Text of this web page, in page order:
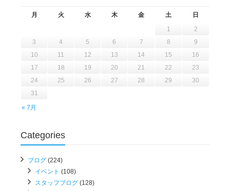
月 火 水 木 金 土 日
« 7月
1
2
3
4 5 6 7 8
9
10
11 12 13 14 15
16
17
18 19 20 21 22
23
24
25 26 27 28 29
30
31
Categories
ブログ (224)
イベント (108)
スタッフブログ (128)